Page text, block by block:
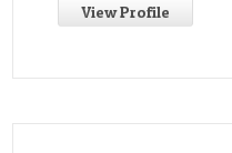
View Profile